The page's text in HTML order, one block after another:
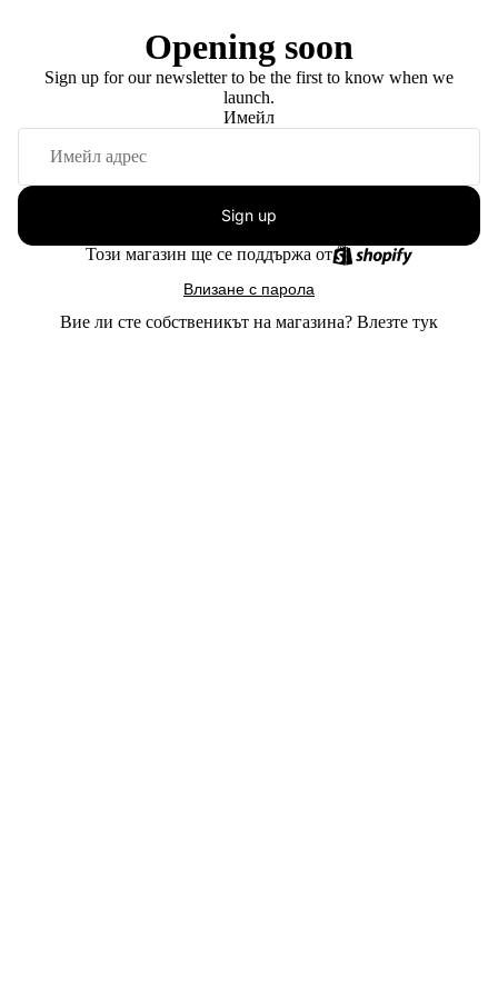
Opening soon
Sign up for our newsletter to be the first to know when we
launch.
Имейл
Sign up
Този магазин ще се поддържа от
Влизане с парола
Вие ли сте собственикът на магазина? Влезте тук